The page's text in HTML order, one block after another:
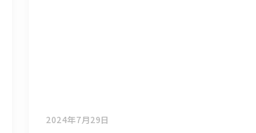
2024年7月29日